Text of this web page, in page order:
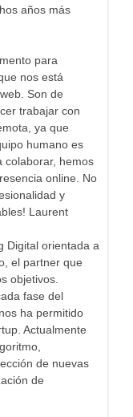
años más
para
nos está
Son de
trabajar con
ya que
humano es
colaborar, hemos
online. No
y
Laurent
Digital orientada a
el partner que
objetivos.
fase del
ha permitido
Actualmente
de nuevas
de